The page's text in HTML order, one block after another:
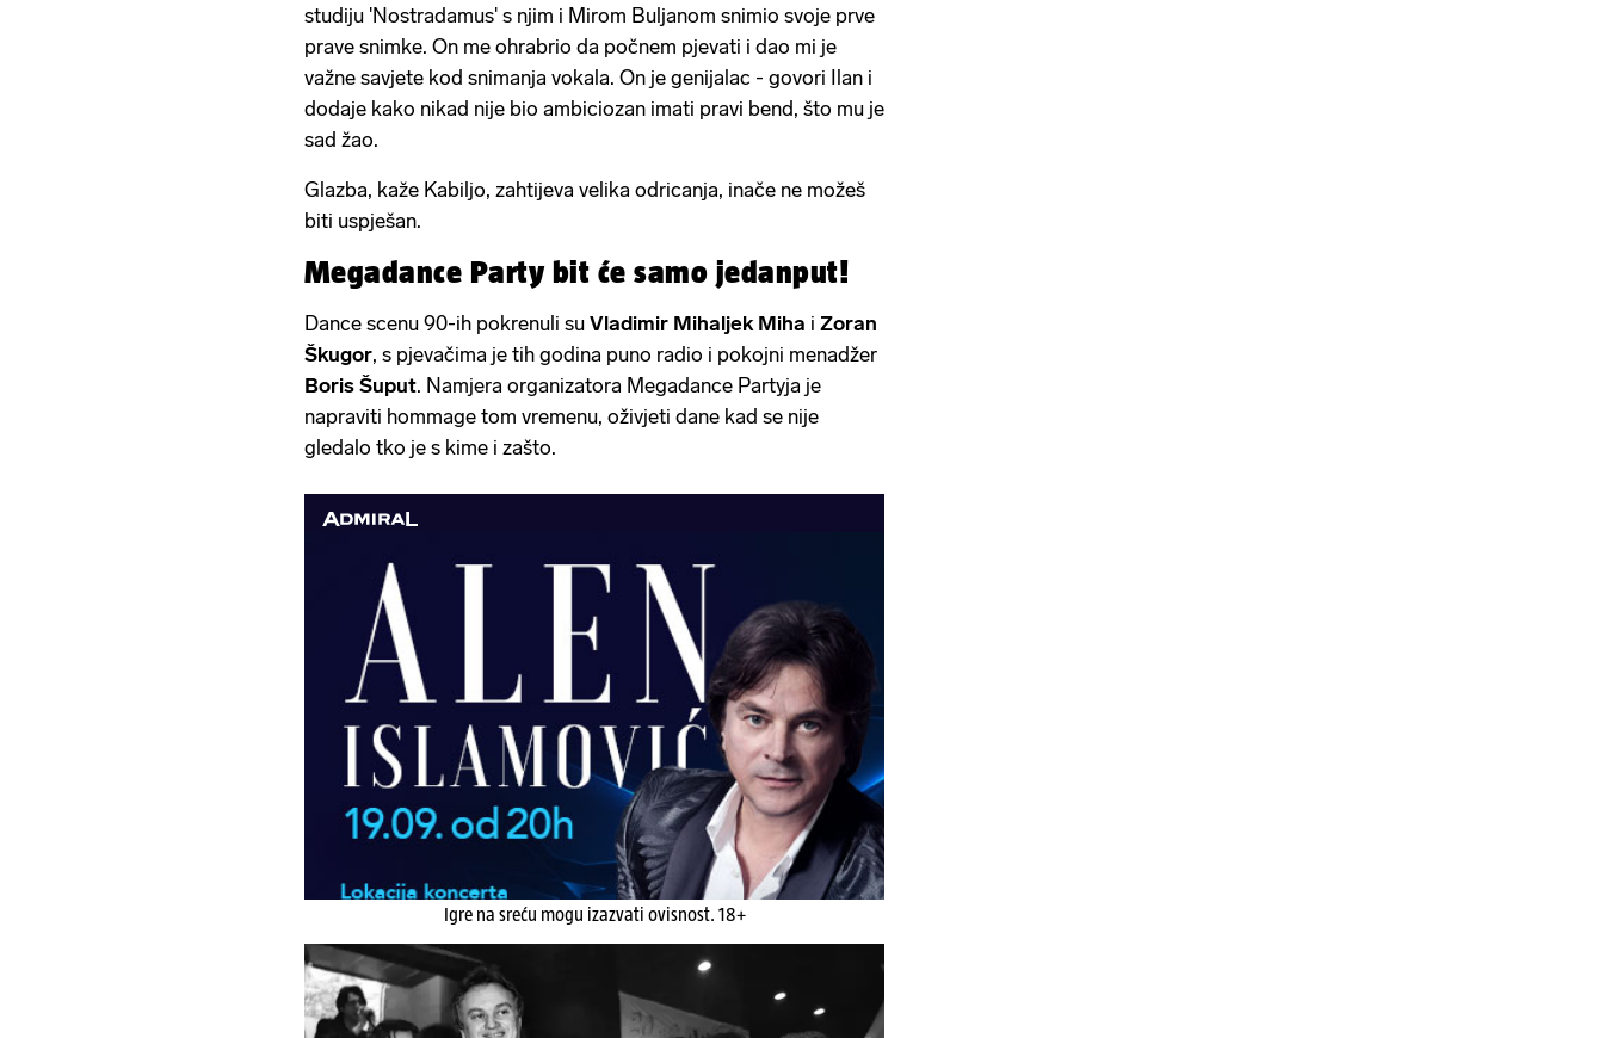
studiju 'Nostradamus' s njim i Mirom Buljanom snimio svoje prve
prave snimke. On me ohrabrio da počnem pjevati i dao mi je
važne savjete kod snimanja vokala. On je genijalac - govori Ilan i
dodaje kako nikad nije bio ambiciozan imati pravi bend, što mu je
sad žao.
Glazba, kaže Kabiljo, zahtijeva velika odricanja, inače ne možeš
biti uspješan.
Megadance Party bit će samo jedanput!
Dance scenu 90-ih pokrenuli su Vladimir Mihaljek Miha i Zoran
Škugor, s pjevačima je tih godina puno radio i pokojni menadžer
Boris Šuput. Namjera organizatora Megadance Partyja je
napraviti hommage tom vremenu, oživjeti dane kad se nije
gledalo tko je s kime i zašto.
Igre na sreću mogu izazvati ovisnost. 18+